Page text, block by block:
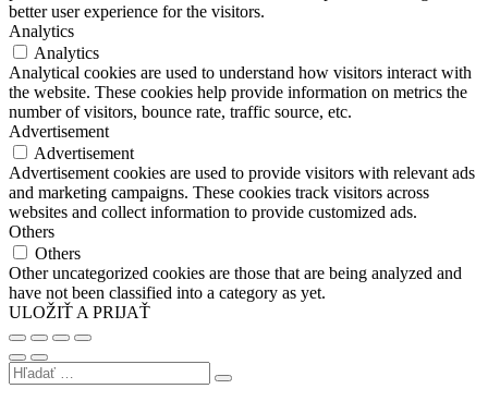
better user experience for the visitors.
Analytics
Analytics
Analytical cookies are used to understand how visitors interact with
the website. These cookies help provide information on metrics the
number of visitors, bounce rate, traffic source, etc.
Advertisement
Advertisement
Advertisement cookies are used to provide visitors with relevant ads
and marketing campaigns. These cookies track visitors across
websites and collect information to provide customized ads.
Others
Others
Other uncategorized cookies are those that are being analyzed and
have not been classified into a category as yet.
ULOŽIŤ A PRIJAŤ